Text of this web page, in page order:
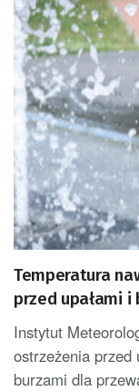
Temperatura
przed upałami i
Instytut
ostrzeżenia przed
burzami dla